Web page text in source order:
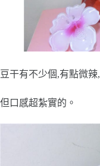
豆干有不少個,有點微辣,
但口感超紮實的。